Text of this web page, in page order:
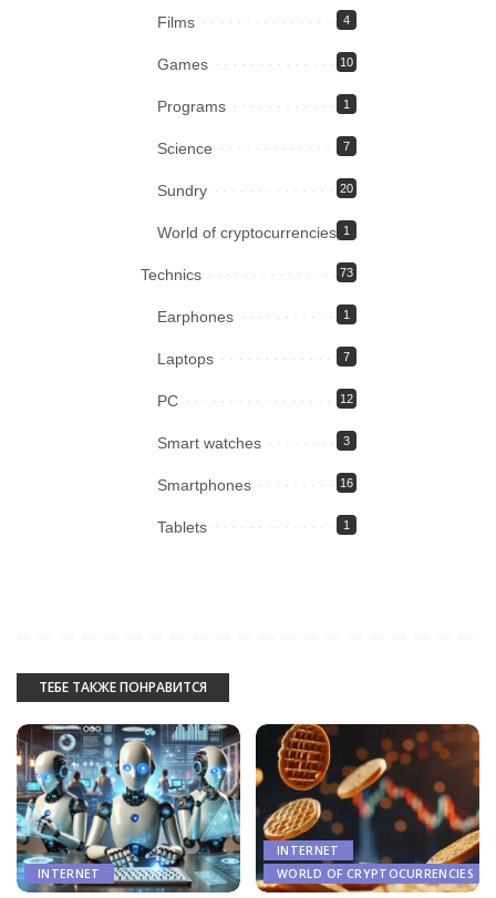
Films 4
Games 10
Programs 1
Science 7
Sundry 20
World of cryptocurrencies 1
Technics 73
Earphones 1
Laptops 7
PC 12
Smart watches 3
Smartphones 16
Tablets 1
ТЕБЕ ТАКЖЕ ПОНРАВИТСЯ
INTERNET
INTERNET
WORLD OF CRYPTOCURRENCIES